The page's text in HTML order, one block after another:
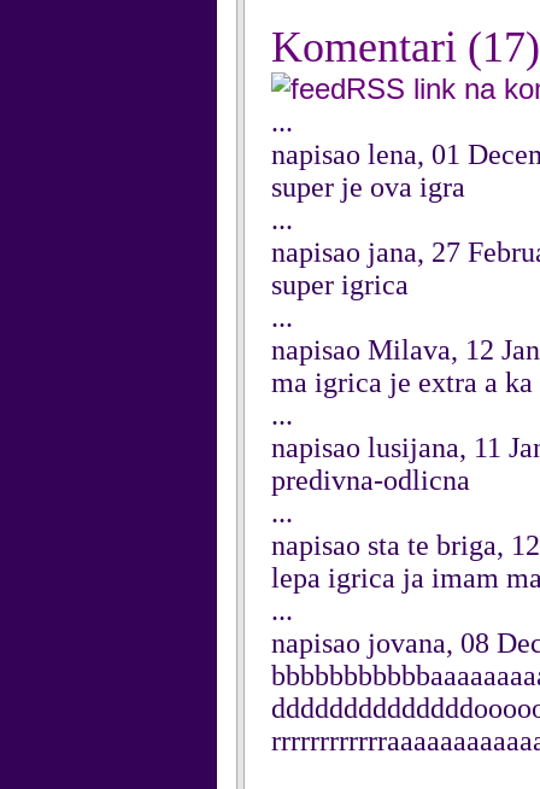
Komentari (17)
RSS link na
...
napisao lena, 01
super je ova igra
...
napisao jana, 27
super igrica
...
napisao Milava, 12
ma igrica je extra a
...
napisao lusijana, 11
predivna-odlicna
...
napisao sta te briga,
lepa igrica ja imam
...
napisao jovana, 08